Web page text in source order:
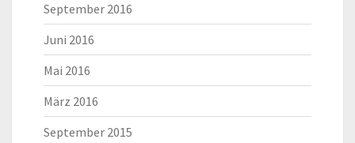
September 2016
Juni 2016
Mai 2016
März 2016
September 2015